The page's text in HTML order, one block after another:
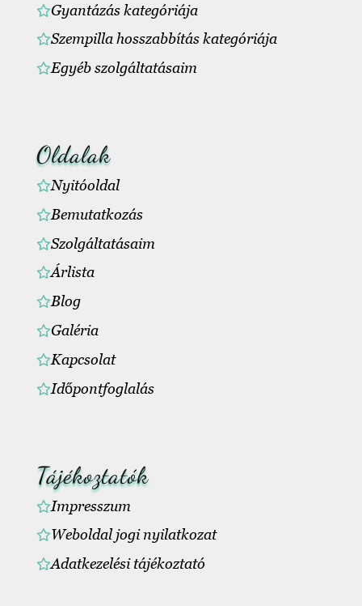
Gyantázás kategóriája
Szempilla hosszabbítás kategóriája
Egyéb szolgáltatásaim
Oldalak
Nyitóoldal
Bemutatkozás
Szolgáltatásaim
Árlista
Blog
Galéria
Kapcsolat
Időpontfoglalás
Tájékoztatók
Impresszum
Weboldal jogi nyilatkozat
Adatkezelési tájékoztató